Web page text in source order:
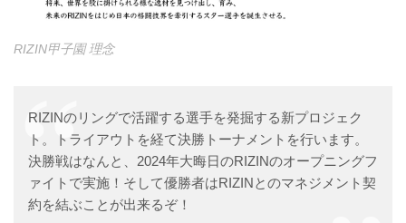
RIZIN甲子園 理念
RIZINのリングで活躍する選手を発掘する新プロジェク
ト。トライアウトを経て決勝トーナメントを行います。
決勝戦はなんと、2024年大晦日のRIZINのオープニングフ
ァイトで実施！そして優勝者はRIZINとのマネジメント契
約を結ぶことが出来るぞ！